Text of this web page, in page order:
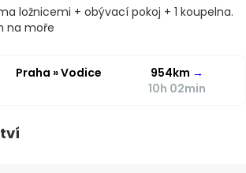
ložnicemi + obývací pokoj + 1 koupelna.
na moře
Praha » Vodice 954km →
10h 02min